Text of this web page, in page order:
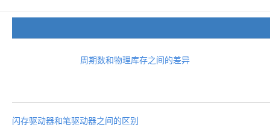
周期数和物理库存之间的差异
闪存驱动器和笔驱动器之间的区别